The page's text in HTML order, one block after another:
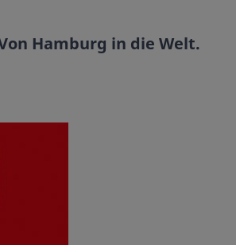
Hamburg in die Welt.